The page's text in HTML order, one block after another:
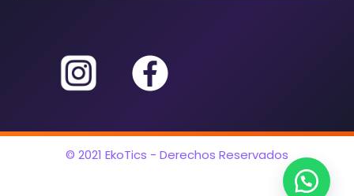
© 2021 EkoTics - Derechos Reservados